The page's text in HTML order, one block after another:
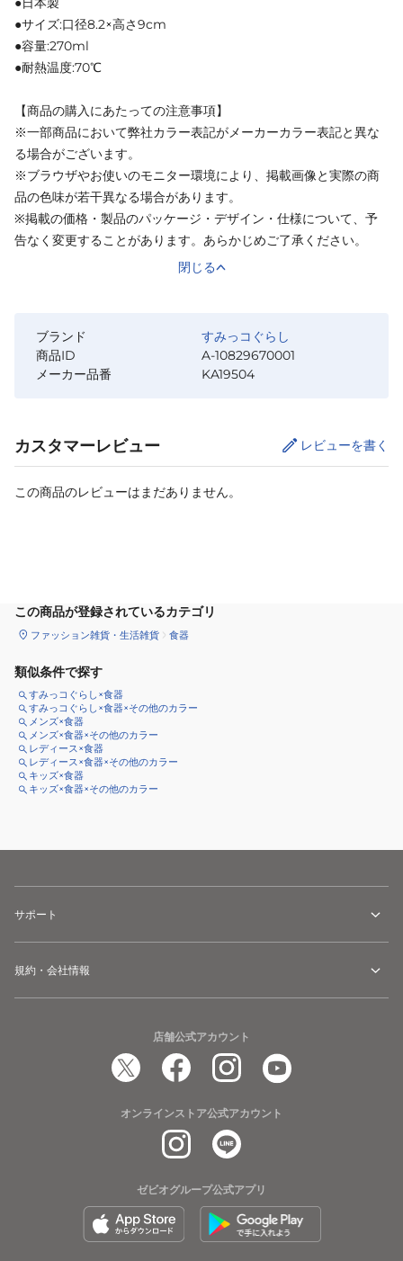
●サイズ:口径8.2×高さ9cm
●容量:270ml
●耐熱温度:70℃
【商品の購入にあたっての注意事項】
※一部商品において弊社カラー表記がメーカーカラー表記と異な
る場合がございます。
※ブラウザやお使いのモニター環境により、掲載画像と実際の商
品の色味が若干異なる場合があります。
※掲載の価格・製品のパッケージ・デザイン・仕様について、予
告なく変更することがあります。あらかじめご了承ください。
閉じる
ブランド
すみっコぐらし
商品ID
A-10829670001
メーカー品番
KA19504
カスタマーレビュー レビューを書く
この商品のレビューはまだありません。
この商品が登録されているカテゴリ
ファッション雑貨・生活雑貨 食器
類似条件で探す
すみっコぐらし×食器
すみっコぐらし×食器×その他のカラー
メンズ×食器
メンズ×食器×その他のカラー
レディース×食器
レディース×食器×その他のカラー
キッズ×食器
キッズ×食器×その他のカラー
サポート
規約・会社情報
店舗公式アカウント
オンラインストア公式アカウント
ゼビオグループ公式アプリ